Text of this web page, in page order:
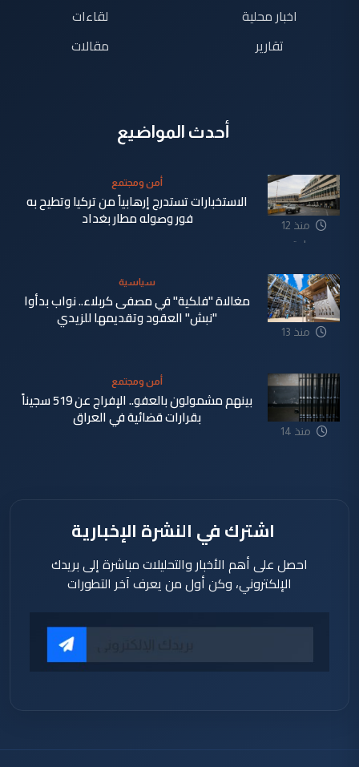
اخبار محلية
تقارير
لقاءات
مقالات
أحدث المواضيع
منذ 12
ساعة
أمن ومجتمع
الاستخبارات تستدرج إرهابياً من تركيا وتطيح به
فور وصوله مطار بغداد
منذ 13
سياسية
مغالاة "فلكية" في مصفى كربلاء.. نواب بدأوا
"نبش" العقود وتقديمها للزيدي
منذ 14
أمن ومجتمع
بينهم مشمولون بالعفو.. الإفراج عن 519 سجيناً
بقرارات قضائية في العراق
اشترك في النشرة الإخبارية
احصل على أهم الأخبار والتحليلات مباشرة إلى بريدك
الإلكتروني، وكن أول من يعرف آخر التطورات